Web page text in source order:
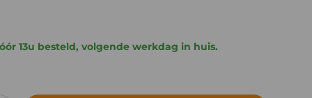
13u besteld, volgende werkdag in huis.